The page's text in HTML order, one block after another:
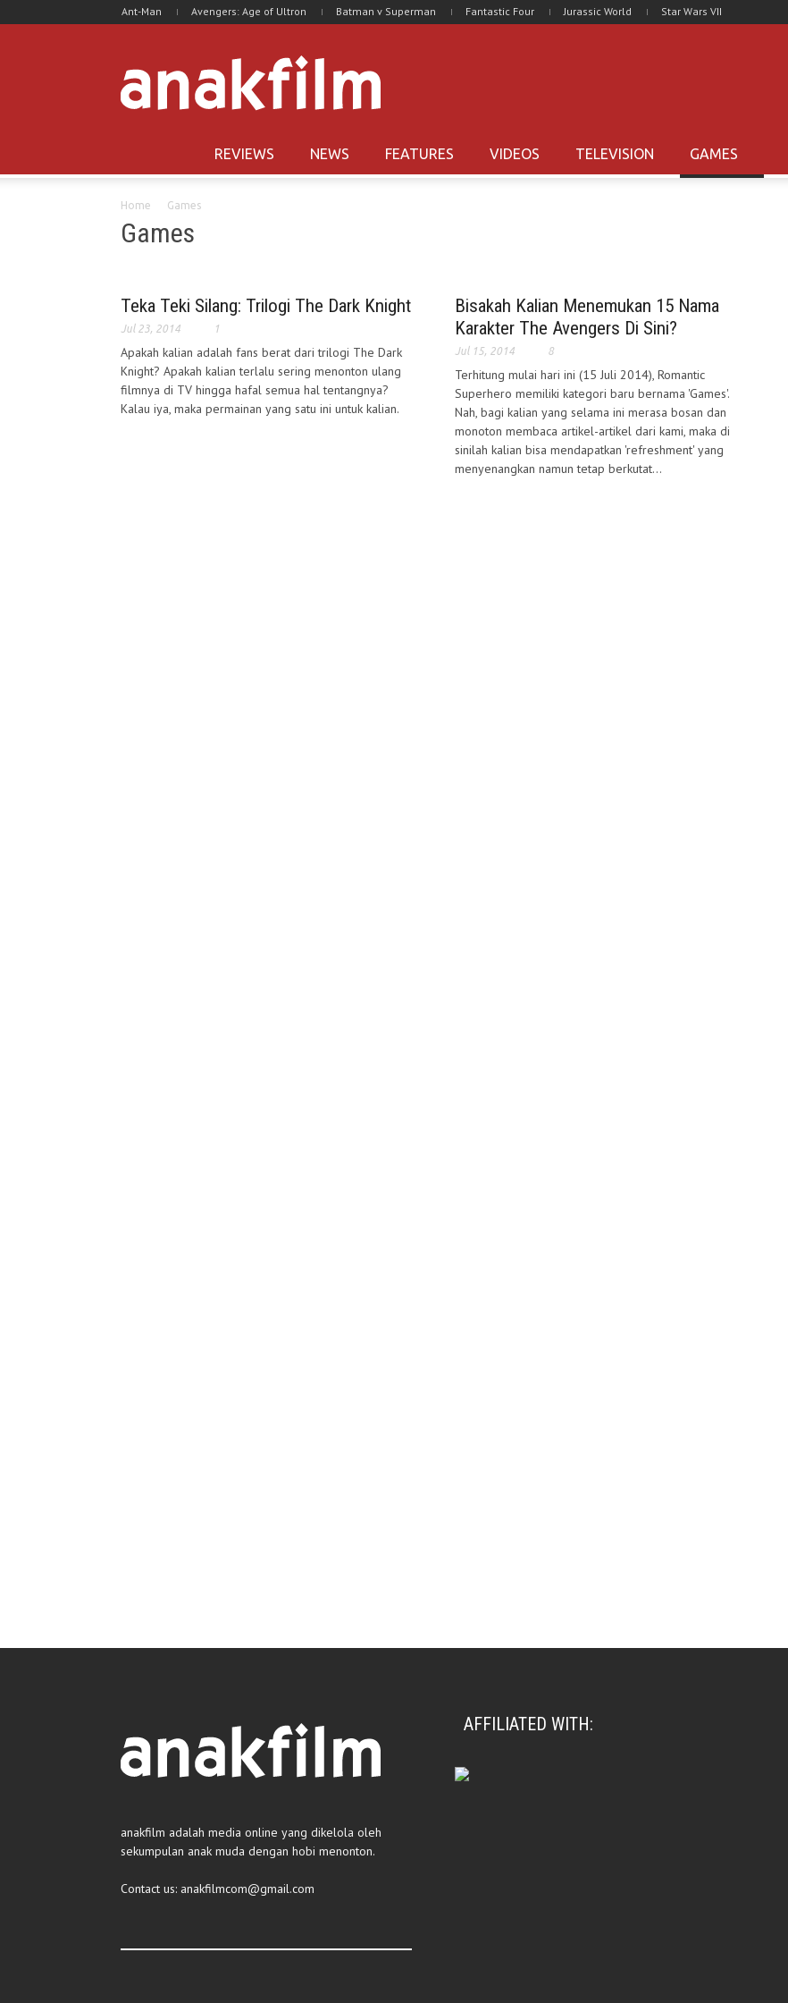
Ant-Man Avengers: Age of Ultron Batman v Superman Fantastic Four Jurassic World Star Wars VII
REVIEWS NEWS FEATURES VIDEOS TELEVISION GAMES
Home Games
Games
Teka Teki Silang: Trilogi The Dark Knight
Jul 23, 2014 1
Apakah kalian adalah fans berat dari trilogi The Dark
Knight? Apakah kalian terlalu sering menonton ulang
filmnya di TV hingga hafal semua hal tentangnya?
Kalau iya, maka permainan yang satu ini untuk kalian.
Bisakah Kalian Menemukan 15 Nama
Karakter The Avengers Di Sini?
Jul 15, 2014 8
Terhitung mulai hari ini (15 Juli 2014), Romantic
Superhero memiliki kategori baru bernama 'Games'.
Nah, bagi kalian yang selama ini merasa bosan dan
monoton membaca artikel-artikel dari kami, maka di
sinilah kalian bisa mendapatkan 'refreshment' yang
menyenangkan namun tetap berkutat...
anakfilm adalah media online yang dikelola oleh
sekumpulan anak muda dengan hobi menonton.
Contact us: anakfilmcom@gmail.com
AFFILIATED WITH: